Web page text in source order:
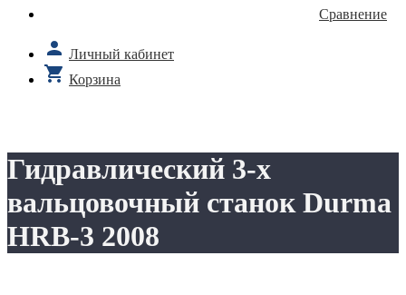
Сравнение
Личный кабинет
Корзина
Гидравлический 3-х
вальцовочный станок Durma
HRB-3 2008